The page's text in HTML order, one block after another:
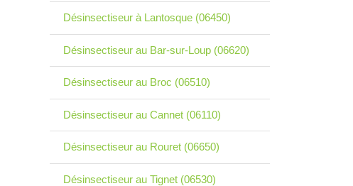
Désinsectiseur à Lantosque (06450)
Désinsectiseur au Bar-sur-Loup (06620)
Désinsectiseur au Broc (06510)
Désinsectiseur au Cannet (06110)
Désinsectiseur au Rouret (06650)
Désinsectiseur au Tignet (06530)